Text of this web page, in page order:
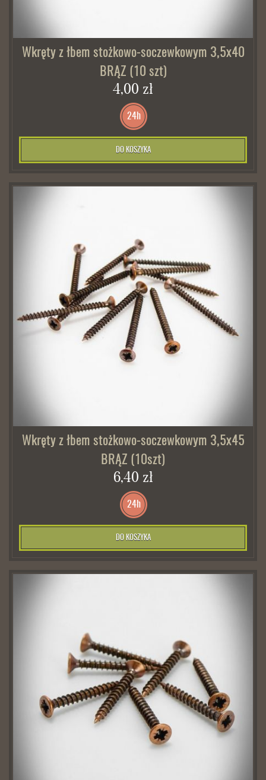
Wkręty z łbem stożkowo-soczewkowym 3,5x40
BRĄZ (10 szt)
4,00 zł
24h
DO KOSZYKA
Wkręty z łbem stożkowo-soczewkowym 3,5x45
BRĄZ (10szt)
6,40 zł
24h
DO KOSZYKA